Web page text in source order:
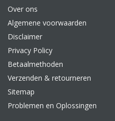
Over ons
Algemene voorwaarden
Disclaimer
Privacy Policy
Betaalmethoden
Verzenden & retourneren
Sitemap
Problemen en Oplossingen